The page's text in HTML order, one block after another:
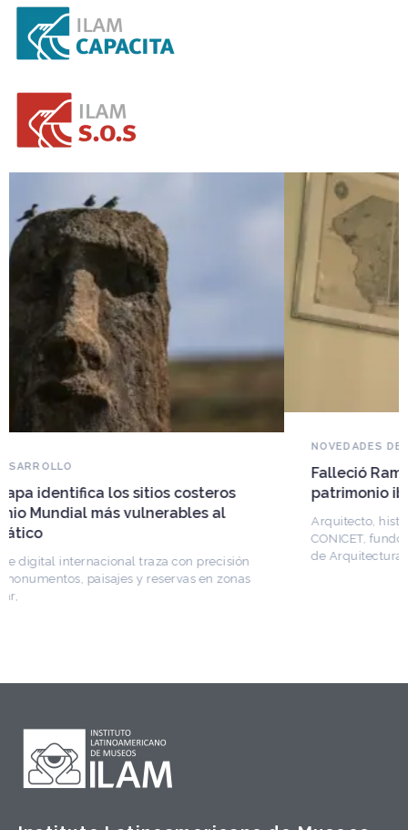
Falleció Ramón Gutiérrez, guardián del
patrimonio iberoamericano
Arquitecto, historiador e Investigador Superior del
CONICET, fundó el CEDODAL e impulsó los Seminarios
de Arquitectura Latinoamericana. Publicó más de